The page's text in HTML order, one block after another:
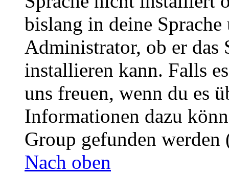
bislang in deine
Administrator, ob er das
installieren kann. Falls
uns freuen, wenn du es
Informationen dazu
Group gefunden
Nach oben